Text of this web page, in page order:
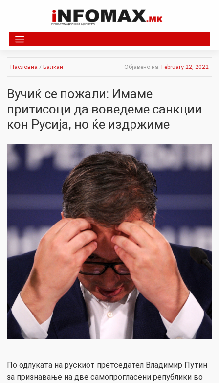
Насловна / Балкан Објавено на: February 22, 2022
Вучиќ се пожали: Имаме
притисоци да воведеме санкции
кон Русија, но ќе издржиме
По одлуката на рускиот претседател Владимир Путин
за признавање на две самопрогласени републики во